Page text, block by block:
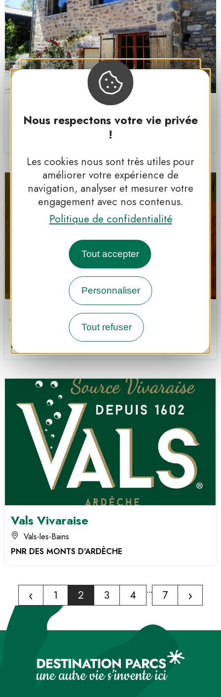
Nous respectons votre vie privée
!
Les cookies nous sont très utiles pour
améliorer votre expérience de
navigation, analyser et mesurer votre
engagement avec nos contenus.
Politique de confidentialité
Tout accepter
Personnaliser
Tout refuser
La Rose Désirée
Saint-Jean-Chambre
PNR DES MONTS D'ARDÈCHE
Julien Picard
Saint-Vincent-de-Durfort
PNR DES MONTS D'ARDÈCHE
Vals Vivaraise
Vals-les-Bains
PNR DES MONTS D'ARDÈCHE
‹ 1 2 3 4 ... 7 ›